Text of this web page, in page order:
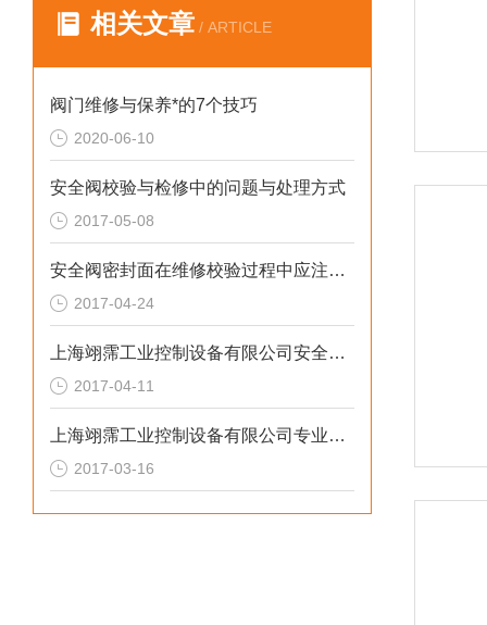
相关文章 / ARTICLE
阀门维修与保养*的7个技巧
2020-06-10
安全阀校验与检修中的问题与处理方式
2017-05-08
安全阀密封面在维修校验过程中应注意的几个问题
2017-04-24
上海翊霈工业控制设备有限公司安全阀常见故障和原因（7）
2017-04-11
上海翊霈工业控制设备有限公司专业维修安全阀技术篇（3）
2017-03-16